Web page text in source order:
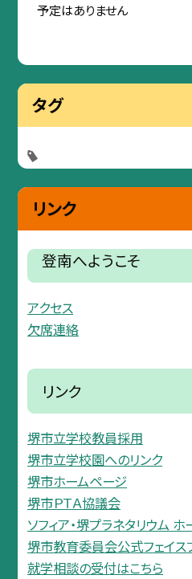
予定はありません
タグ
リンク
登南へようこそ
アクセス
欠席連絡
リンク
堺市立学校教員採用
堺市立学校園へのリンク
堺市ホームページ
堺市ＰＴＡ協議会
ソフィア・堺プラネタリウム
堺市教育委員会公式フェイス
就学相談の受付はこちら